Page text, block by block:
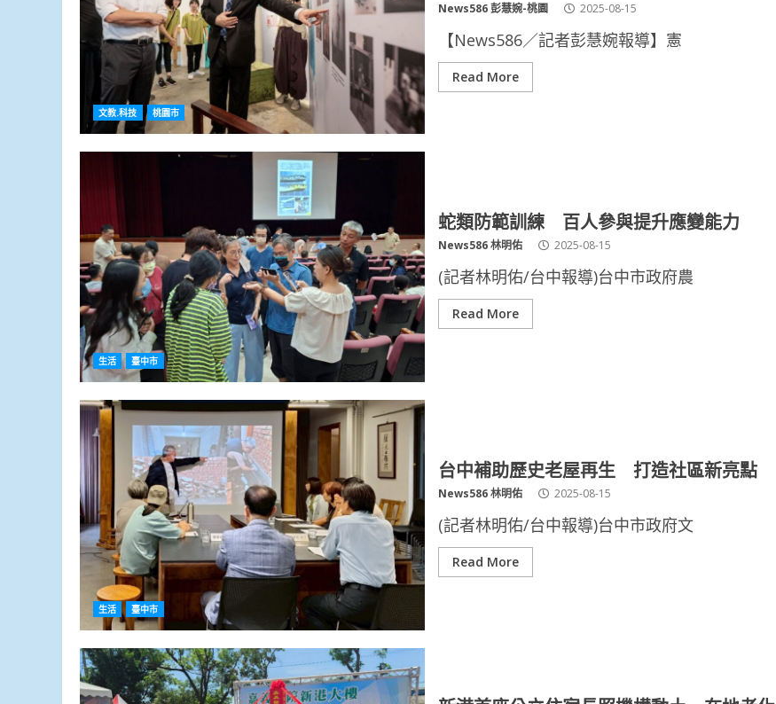
文教.科技 桃園市
News586 彭慧婉-桃園 2025-08-15
【News586／記者彭慧婉報導】憲
Read More
生活 臺中市
蛇類防範訓練 百人參與提升應變能力
News586 林明佑 2025-08-15
(記者林明佑/台中報導)台中市政府農
Read More
生活 臺中市
台中補助歷史老屋再生 打造社區新亮點
News586 林明佑 2025-08-15
(記者林明佑/台中報導)台中市政府文
Read More